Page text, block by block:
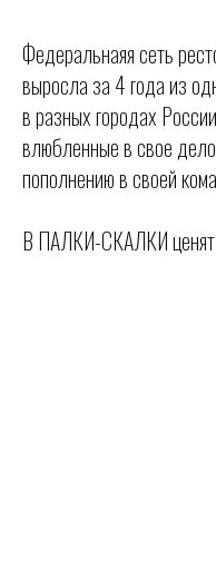
Федеральнаяя сеть
выросла за 4 года из
в разных городах
влюбленные в свое
пополнению в своей
В ПАЛКИ-СКАЛКИ